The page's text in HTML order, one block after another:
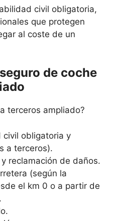
civil obligatoria,
que protegen
al coste de un
de coche
terceros ampliado?
civil obligatoria y
a terceros).
reclamación de daños.
(según la
el km 0 o a partir de